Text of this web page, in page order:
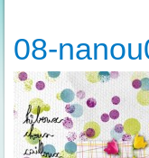
08-